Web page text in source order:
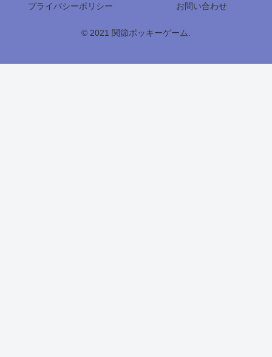
プライバシーポリシー お問い合わせ
© 2021 関節ポッキーゲーム.